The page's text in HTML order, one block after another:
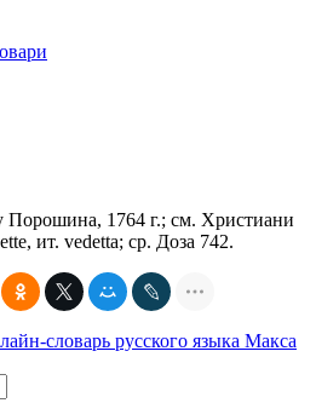
Порошина, 1764 г.; см. Христиани
ит. vedetta; ср. Доза 742.
словарь русского языка Макса